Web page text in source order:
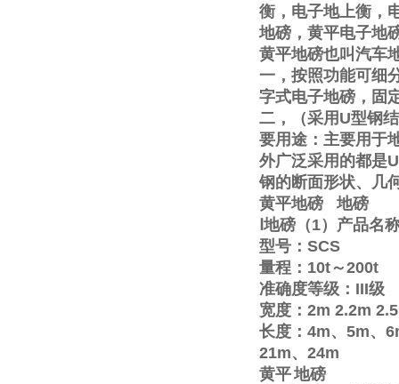
衡，电子地上衡，
地磅，黄平电子地
黄平地磅也叫汽车
一，按照功能可细
字式电子地磅，固
二，（采用 U型钢
要用途：主要用于
外广泛采用的都是U
钢的断面形状、几
黄平地磅
地磅
地磅（1）产品名
型号： SCS
量程： 10t～200t
准确度等级： III级
宽度： 2m 2.2m
长度： 4m、 5m、
21m、 24m
黄平地磅